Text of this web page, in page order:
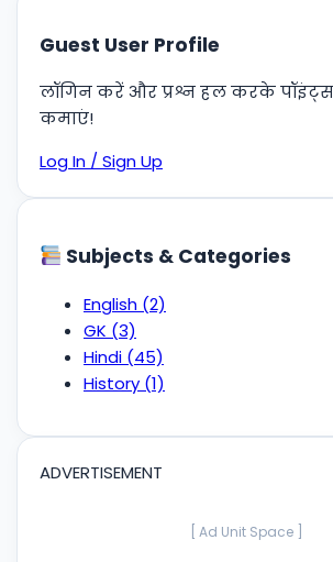
Guest User Profile
लॉगिन करें और प्रश्न हल करके
कमाएं!
Log In / Sign Up
Subjects & Categories
English (2)
GK (3)
Hindi (45)
History (1)
ADVERTISEMENT
[ Ad Unit Space ]